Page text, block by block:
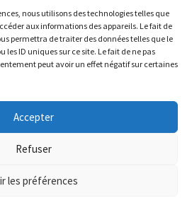
nous utilisons des technologies telles que
aux informations des appareils. Le fait de
permettra de traiter des données telles que le
ID uniques sur ce site. Le fait de ne pas
peut avoir un effet négatif sur certaines
Accepter
Refuser
les préférences